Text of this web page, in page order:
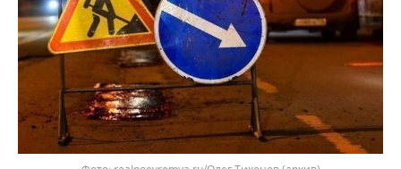
ХОККЕЙ С МЯЧОМ
ПРОИСШЕСТВИЯ